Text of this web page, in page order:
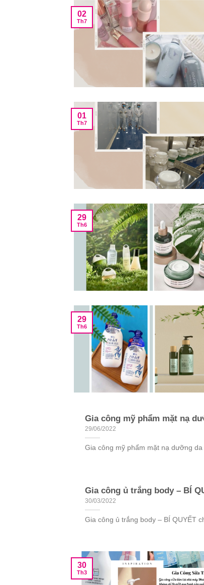
02
Th7
01
Th7
29
Th6
29
Th6
Gia công mỹ phẩm mặt nạ
29/06/2022
Gia công mỹ phẩm mặt nạ dưỡng
Gia công ủ trắng body – BÍ
30/03/2022
Gia công ủ trắng body – BÍ QUYẾT
30
Th3